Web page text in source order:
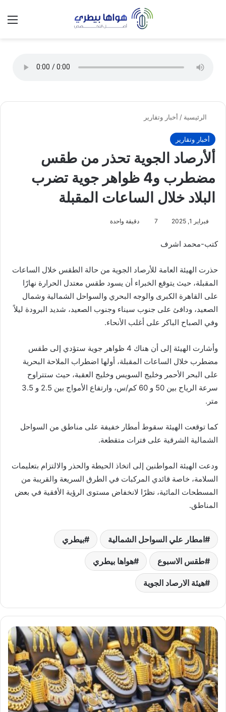
الوضع
الرئيسية / أخبار وتقارير
أخبار وتقارير
ألأرصاد الجوية تحذر من طقس
مضطرب و4 ظواهر جوية تضرب
البلاد خلال الساعات المقبلة
فبراير 1, 2025 7 دقيقة واحدة
كتب-محمد اشرف
حذرت الهيئة العامة للأرصاد الجوية من حالة الطقس خلال الساعات
المقبلة، حيث يتوقع الخبراء أن يسود طقس معتدل الحرارة نهارًا
على القاهرة الكبرى والوجه البحري والسواحل الشمالية وشمال
الصعيد، ودافئ على جنوب سيناء وجنوب الصعيد، شديد البرودة ليلاً
وفي الصباح الباكر على أغلب الأنحاء.
وأشارت الهيئة إلى أن هناك 4 ظواهر جوية ستؤدي إلى طقس
مضطرب خلال الساعات المقبلة، أولها اضطراب الملاحة البحرية
على البحر الأحمر وخليج السويس وخليج العقبة، حيث ستتراوح
سرعة الرياح بين 50 و 60 كم/س، وارتفاع الأمواج بين 2.5 و 3.5
متر.
كما توقعت الهيئة سقوط أمطار خفيفة على مناطق من السواحل
الشمالية الشرقية على فترات متقطعة.
ودعت الهيئة المواطنين إلى اتخاذ الحيطة والحذر والالتزام بتعليمات
السلامة، خاصة قائدي المركبات في الطرق السريعة والقريبة من
المسطحات المائية، نظرًا لانخفاض مستوى الرؤية الأفقية في بعض
المناطق.
امطار علي السواحل الشمالية بيطري
طقس الاسبوع هواها بيطري
هيئة الارصاد الجوية
استقرار
أسعار
الذهب
في
مصر
اليوم
الخميس
مع